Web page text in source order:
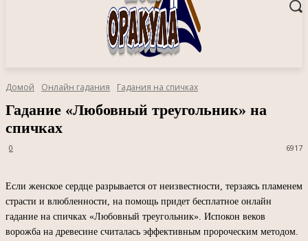
Домой Онлайн гадания Гадания на спичках
Гадание «Любовный треугольник» на
спичках
6917
0
Если женское сердце разрывается от неизвестности, терзаясь пламенем
страсти и влюбленности, на помощь придет бесплатное онлайн
гадание на спичках «Любовный треугольник». Испокон веков
ворожба на древесине считалась эффективным пророческим методом.